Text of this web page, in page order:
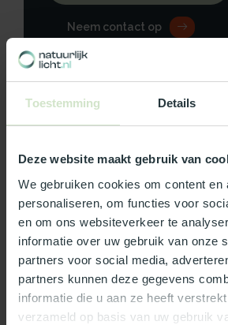
Toestemming Details
Deze website maakt gebruik van
We gebruiken cookies om content en
personaliseren, om functies voor
en om ons websiteverkeer te
informatie over uw gebruik van onze
partners voor social media,
partners kunnen deze gegevens
informatie die u aan ze heeft
verzameld op basis van uw gebruik
Neem contact op
Productomschrijving
Specificaties
Reviews
Wat ons écht bijzonder
Officieel Skylux dealer!